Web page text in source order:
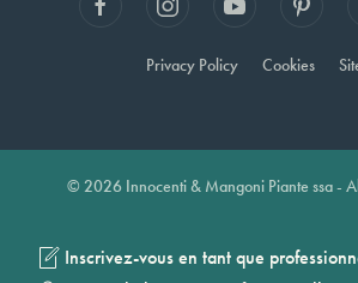
Privacy Policy Cookies
© 2026 Innocenti & Mangoni Piante ssa -
Inscrivez-vous en tant que